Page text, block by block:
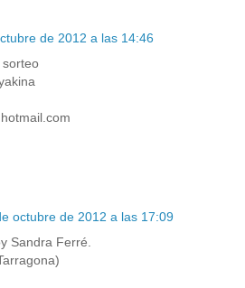
de 2012 a las 14:46
sorteo
octubre de 2012 a las 17:09
Sandra Ferré.